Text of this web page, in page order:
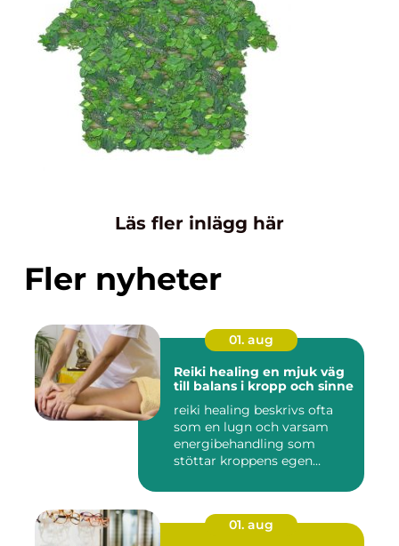
Läs fler inlägg här
Fler nyheter
01. aug
Reiki healing en mjuk väg
till balans i kropp och sinne
reiki healing beskrivs ofta
som en lugn och varsam
energibehandling som
stöttar kroppens egen
01. aug